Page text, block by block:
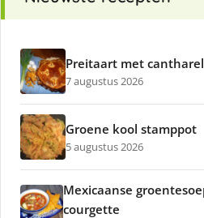
Preitaart met
7 augustus 2026
Groene kool stamppot
5 augustus 2026
Mexicaanse
courgette